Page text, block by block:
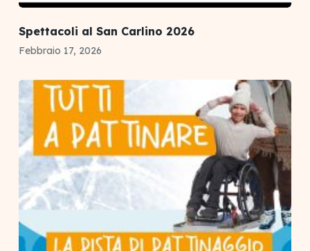
Spettacoli al San Carlino 2026
Febbraio 17, 2026